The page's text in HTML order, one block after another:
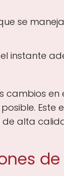
se
el instante
cambios
de alta